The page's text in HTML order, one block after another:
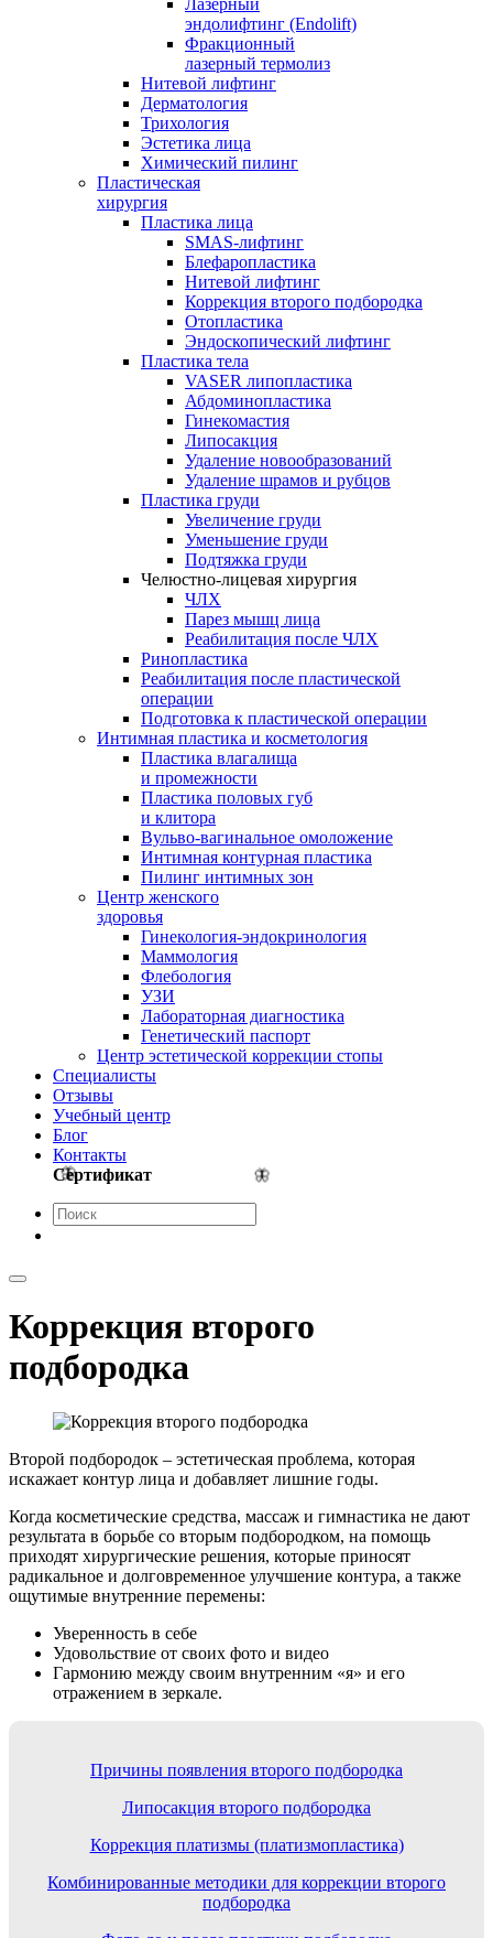
Лазерный
эндолифтинг (Endolift)
Фракционный
лазерный термолиз
Нитевой лифтинг
Дерматология
Трихология
Эстетика лица
Химический пилинг
Пластическая
хирургия
Пластика лица
SMAS-лифтинг
Блефаропластика
Нитевой лифтинг
Коррекция второго подбородка
Отопластика
Эндоскопический лифтинг
Пластика тела
VASER липопластика
Абдоминопластика
Гинекомастия
Липосакция
Удаление новообразований
Удаление шрамов и рубцов
Пластика груди
Увеличение груди
Уменьшение груди
Подтяжка груди
Челюстно-лицевая хирургия
ЧЛХ
Парез мышц лица
Реабилитация после ЧЛХ
Ринопластика
Реабилитация после пластической
операции
Подготовка к пластической операции
Интимная пластика и косметология
Пластика влагалища
и промежности
Пластика половых губ
и клитора
Вульво-вагинальное омоложение
Интимная контурная пластика
Пилинг интимных зон
Центр женского
здоровья
Гинекология-эндокринология
Маммология
Флебология
УЗИ
Лабораторная диагностика
Генетический паспорт
Центр эстетической коррекции стопы
Cпециалисты
Отзывы
Учебный центр
Блог
Контакты
Сертификат
Коррекция второго
подбородка
Второй подбородок – эстетическая проблема, которая
искажает контур лица и добавляет лишние годы.
Когда косметические средства, массаж и гимнастика не дают
результата в борьбе со вторым подбородком, на помощь
приходят хирургические решения, которые приносят
радикальное и долговременное улучшение контура, а также
ощутимые внутренние перемены:
Уверенность в себе
Удовольствие от своих фото и видео
Гармонию между своим внутренним «я» и его
отражением в зеркале.
Причины появления второго подбородка
Липосакция второго подбородка
Коррекция платизмы (платизмопластика)
Комбинированные методики для коррекции второго
подбородка